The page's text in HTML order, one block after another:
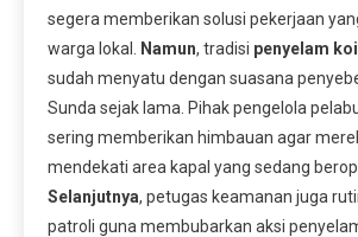
segera memberikan solusi pekerjaan
warga lokal.
Namun, tradisi penyelam
sudah menyatu dengan suasana
Sunda sejak lama. Pihak pengelola
sering memberikan himbauan agar
mendekati area kapal yang sedang
Selanjutnya, petugas keamanan juga
patroli guna membubarkan aksi